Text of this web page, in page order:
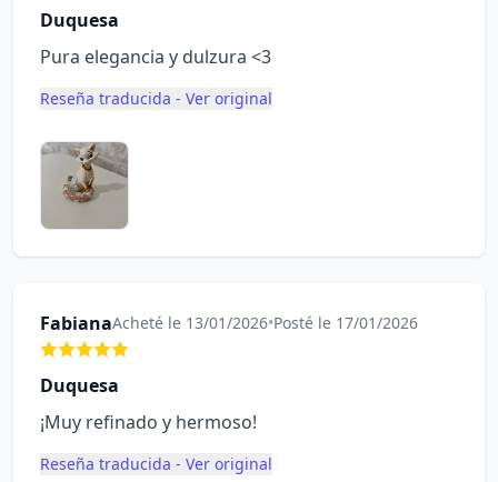
Duquesa
Pura elegancia y dulzura <3
Reseña traducida - Ver original
FabianaAcheté le 13/01/2026•Posté le 17/01/2026
Duquesa
¡Muy refinado y hermoso!
Reseña traducida - Ver original